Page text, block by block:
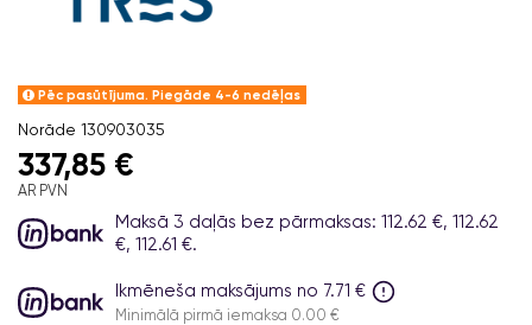
Pēc pasūtījuma. Piegāde 4-6 nedēļas
Norāde 130903035
337,85 €
AR PVN
Maksā 3 daļās bez pārmaksas: 112.62 €, 112.62
€, 112.61 €.
Ikmēneša maksājums no 7.71 €
Minimālā pirmā iemaksa 0.00 €